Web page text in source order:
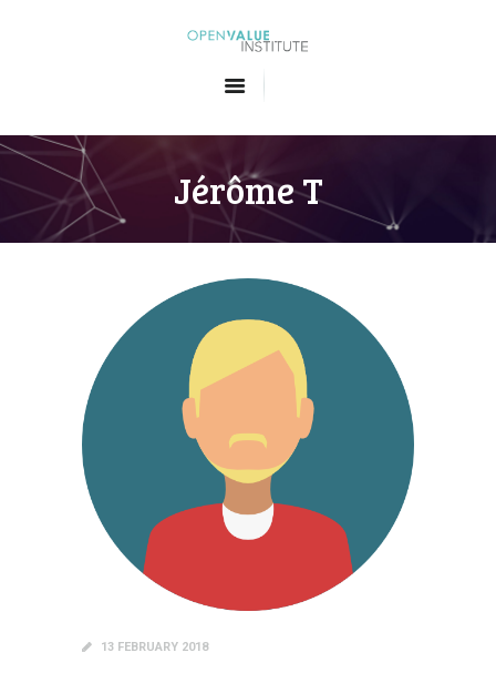
Jérôme T
Openvalue Institute
Formations en Big Data et en Intelligence Artificielle
ACCUEIL
LES FORMATIONS
QUI SOMMES-NOUS
CONTACT
13 FEBRUARY 2018